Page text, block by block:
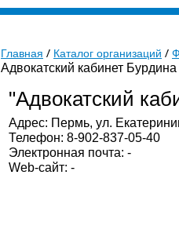
Главная Каталог организаций
Адвокатский кабинет
"Адвокатский
Адрес: Пермь, ул.
Телефон: 8-902-837-05-40
Электронная почта: -
Web-сайт: -